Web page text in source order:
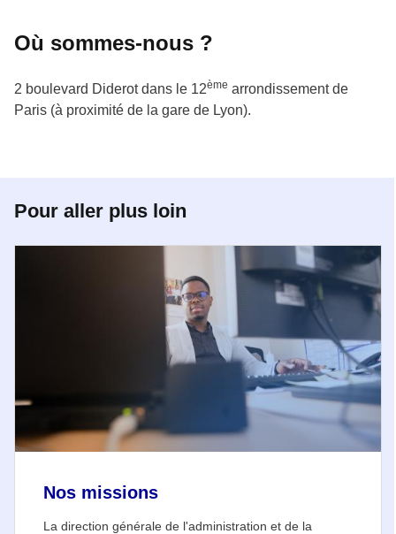
Où sommes-nous ?
2 boulevard Diderot dans le 12ème arrondissement de
Paris (à proximité de la gare de Lyon).
Pour aller plus loin
Nos missions
La direction générale de l'administration et de la